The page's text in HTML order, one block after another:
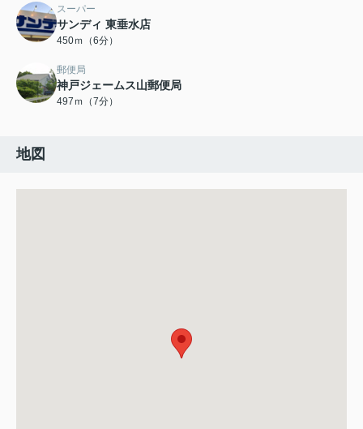
スーパー
サンディ 東垂水店
450ｍ（6分）
郵便局
神戸ジェームス山郵便局
497ｍ（7分）
地図